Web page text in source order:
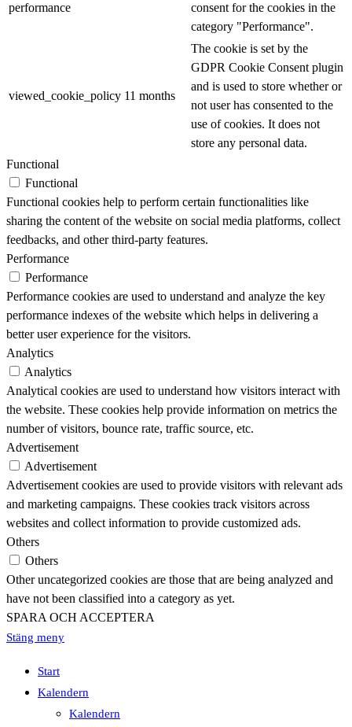
performance
consent for the cookies in the
category "Performance".
viewed_cookie_policy 11 months
The cookie is set by the
GDPR Cookie Consent plugin
and is used to store whether or
not user has consented to the
use of cookies. It does not
store any personal data.
Functional
Functional
Functional cookies help to perform certain functionalities like
sharing the content of the website on social media platforms, collect
feedbacks, and other third-party features.
Performance
Performance
Performance cookies are used to understand and analyze the key
performance indexes of the website which helps in delivering a
better user experience for the visitors.
Analytics
Analytics
Analytical cookies are used to understand how visitors interact with
the website. These cookies help provide information on metrics the
number of visitors, bounce rate, traffic source, etc.
Advertisement
Advertisement
Advertisement cookies are used to provide visitors with relevant ads
and marketing campaigns. These cookies track visitors across
websites and collect information to provide customized ads.
Others
Others
Other uncategorized cookies are those that are being analyzed and
have not been classified into a category as yet.
SPARA OCH ACCEPTERA
Stäng meny
Start
Kalendern
Kalendern